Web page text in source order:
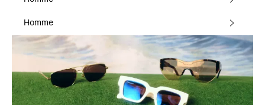
Homme